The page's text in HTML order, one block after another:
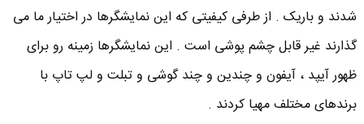
شدند و باریک . از طرفی کیفیتی که این نمایشگرها در اختیار ما می
گذارند غیر قابل چشم پوشی است . این نمایشگرها زمینه رو برای
ظهور آیپد ، آیفون و چندین و چند گوشی و تبلت و لپ تاپ با
برندهای مختلف مهیا کردند .